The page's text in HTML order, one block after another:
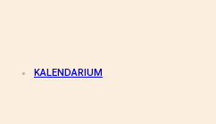
KALENDARIUM